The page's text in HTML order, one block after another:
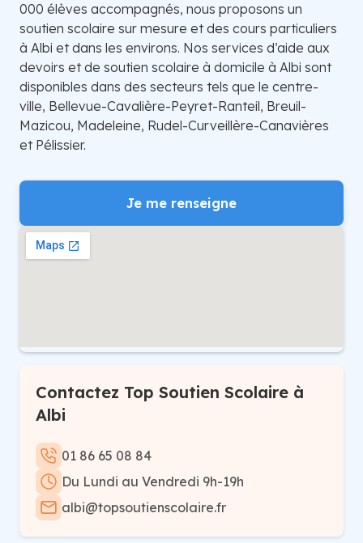
000 élèves accompagnés, nous proposons un
soutien scolaire sur mesure et des cours particuliers
à Albi et dans les environs. Nos services d’aide aux
devoirs et de soutien scolaire à domicile à Albi sont
disponibles dans des secteurs tels que le centre-
ville, Bellevue-Cavalière-Peyret-Ranteil, Breuil-
Mazicou, Madeleine, Rudel-Curveillère-Canavières
et Pélissier.
Je me renseigne
Contactez Top Soutien Scolaire à
Albi
01 86 65 08 84
Du Lundi au Vendredi 9h-19h
albi@topsoutienscolaire.fr